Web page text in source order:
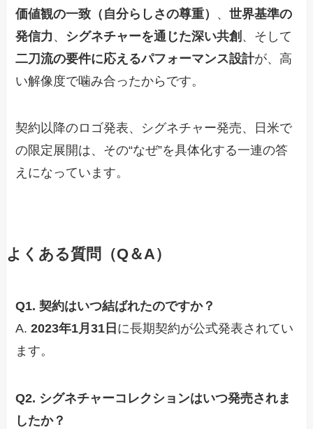
価値観の一致（自分らしさの尊重） 、世界基準の
発信力 、 シグネチャーを通じた深い共創 、そして
二刀流の要件に応えるパフォーマンス設計が、高
い解像度で噛み合ったからです。
契約以降のロゴ発表、シグネチャー発売、日米で
の限定展開は、その“なぜ”を具体化する一連の答
えになっています。
よくある質問（Q＆A）
Q1. 契約はいつ結ばれたのですか？
A.2023年1月31日 に長期契約が公式発表されてい
ます。
Q2. シグネチャーコレクションはいつ発売されま
したか？